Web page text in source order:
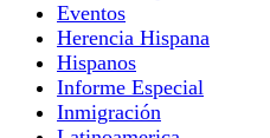
Eventos
Herencia Hispana
Hispanos
Informe Especial
Inmigración